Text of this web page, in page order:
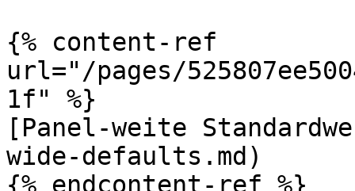
{% content-ref
url="/pages/
1f" %}
[Panel-weite
wide-defaults.md)
{% endcontent-ref %}